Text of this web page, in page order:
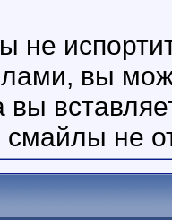
не
вы
вы
смайлы не